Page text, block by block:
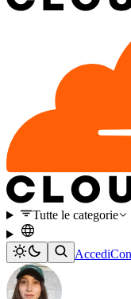
Tutte le categorie
Accedi